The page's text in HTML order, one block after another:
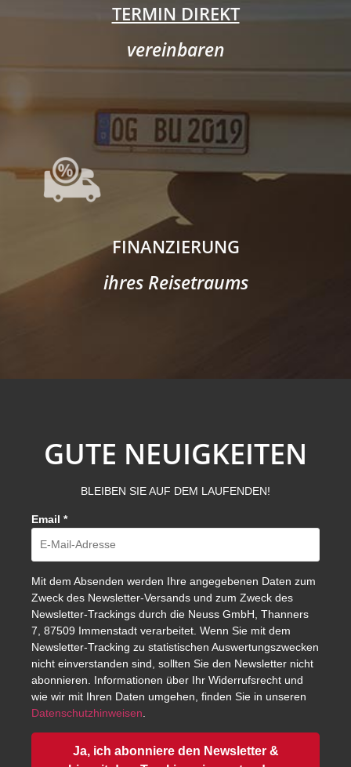
TERMIN DIREKT
vereinbaren
FINANZIERUNG
ihres Reisetraums
GUTE NEUIGKEITEN
BLEIBEN SIE AUF DEM LAUFENDEN!
Email *
Mit dem Absenden werden Ihre angegebenen Daten zum
Zweck des Newsletter-Versands und zum Zweck des
Newsletter-Trackings durch die Neuss GmbH, Thanners
7, 87509 Immenstadt verarbeitet. Wenn Sie mit dem
Newsletter-Tracking zu statistischen Auswertungszwecken
nicht einverstanden sind, sollten Sie den Newsletter nicht
abonnieren. Informationen über Ihr Widerrufsrecht und
wie wir mit Ihren Daten umgehen, finden Sie in unseren
Datenschutzhinweisen
Ja, ich abonniere den Newsletter &